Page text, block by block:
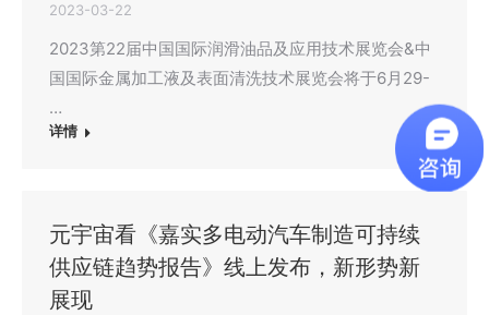
2023-03-22
2023第22届中国国际润滑油品及应用技术展览会&中
国国际金属加工液及表面清洗技术展览会将于6月29-
…
详情
元宇宙看《嘉实多电动汽车制造可持续
供应链趋势报告》线上发布，新形势新
展现